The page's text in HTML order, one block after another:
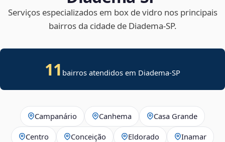
Serviços especializados em box de vidro nos principais
bairros da cidade de Diadema‑SP.
11 bairros atendidos em Diadema-SP
Campanário Canhema Casa Grande
Centro Conceição Eldorado Inamar